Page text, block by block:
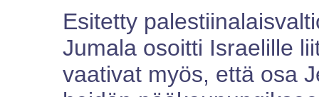
Esitetty
Jumala osoitti Israelille
vaativat myös, että osa